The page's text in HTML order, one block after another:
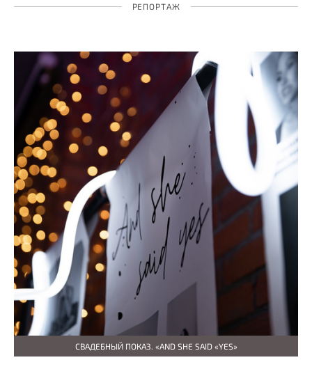
РЕПОРТАЖ
СВАДЕБНЫЙ ПОКАЗ. «AND SHE SAID «YES»